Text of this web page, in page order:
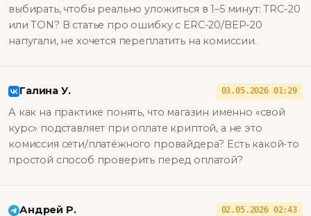
выбирать, чтобы реально уложиться в 1–5 минут: TRC-20
или TON? В статье про ошибку с ERC-20/ВEP-20
напугали, не хочется переплатить на комиссии.
Галина У. 03.05.2026 01:29
А как на практике понять, что магазин именно «свой
курс» подставляет при оплате криптой, а не это
комиссия сети/платёжного провайдера? Есть какой-то
простой способ проверить перед оплатой?
Андрей Р. 02.05.2026 02:43